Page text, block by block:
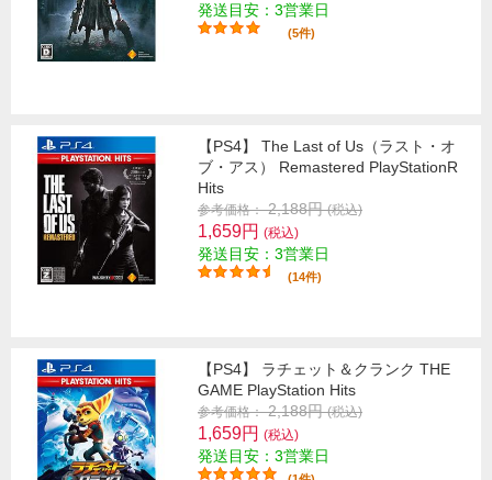
発送目安：3営業日
(5件)
【PS4】 The Last of Us（ラスト・オ
ブ・アス） Remastered PlayStationR
Hits
参考価格： 2,188円(税込)
1,659円 (税込)
発送目安：3営業日
(14件)
【PS4】 ラチェット＆クランク THE
GAME PlayStation Hits
参考価格： 2,188円(税込)
1,659円 (税込)
発送目安：3営業日